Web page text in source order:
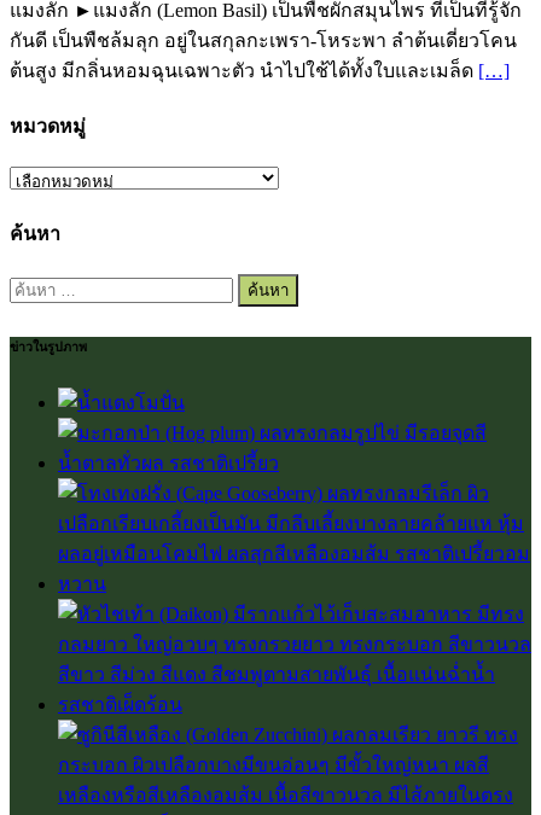
แมงลัก ►แมงลัก (Lemon Basil) เป็นพืชผักสมุนไพร ที่เป็นที่รู้จัก
กันดี เป็นพืชล้มลุก อยู่ในสกุลกะเพรา-โหระพา ลำต้นเดี่ยวโคน
ต้นสูง มีกลิ่นหอมฉุนเฉพาะตัว นำไปใช้ได้ทั้งใบและเมล็ด […]
หมวดหมู่
หมวด
ค้นหา
ค้นหา
ข่าวในรูปภาพ